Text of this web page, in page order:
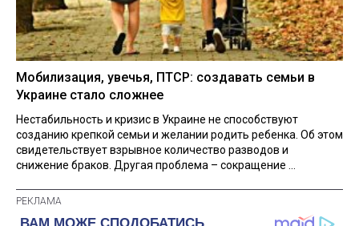
Мобилизация, увечья, ПТСР: создавать семьи в
Украине стало сложнее
Нестабильность и кризис в Украине не способствуют
созданию крепкой семьи и желании родить ребенка. Об этом
свидетельствует взрывное количество разводов и
снижение браков. Другая проблема – сокращение ...